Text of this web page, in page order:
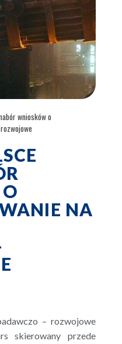
wniosków o
NA
– rozwojowe
skierowany przede